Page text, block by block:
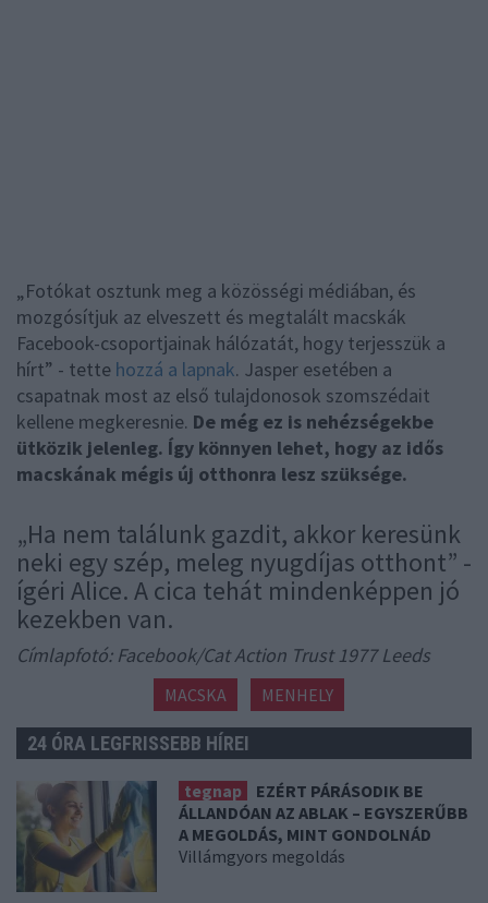
„Fotókat osztunk meg a közösségi médiában, és
mozgósítjuk az elveszett és megtalált macskák
Facebook-csoportjainak hálózatát, hogy terjesszük a
hírt” - tette hozzá a lapnak. Jasper esetében a
csapatnak most az első tulajdonosok szomszédait
kellene megkeresnie. De még ez is nehézségekbe
ütközik jelenleg. Így könnyen lehet, hogy az idős
macskának mégis új otthonra lesz szüksége.
„Ha nem találunk gazdit, akkor keresünk
neki egy szép, meleg nyugdíjas otthont” -
ígéri Alice. A cica tehát mindenképpen jó
kezekben van.
Címlapfotó: Facebook/Cat Action Trust 1977 Leeds
MACSKA MENHELY
24 ÓRA LEGFRISSEBB HÍREI
tegnap
EZÉRT PÁRÁSODIK BE
ÁLLANDÓAN AZ ABLAK – EGYSZERŰBB
A MEGOLDÁS, MINT GONDOLNÁD
Villámgyors megoldás